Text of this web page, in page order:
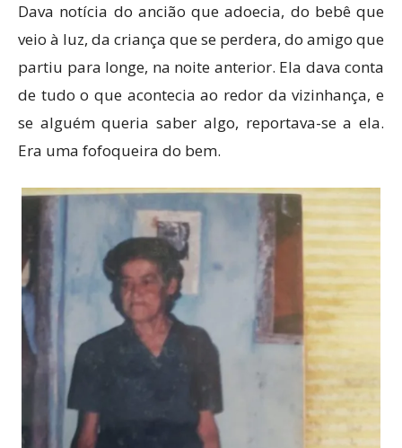
Dava notícia do ancião que adoecia, do bebê que
veio à luz, da criança que se perdera, do amigo que
partiu para longe, na noite anterior. Ela dava conta
de tudo o que acontecia ao redor da vizinhança, e
se alguém queria saber algo, reportava-se a ela.
Era uma fofoqueira do bem.